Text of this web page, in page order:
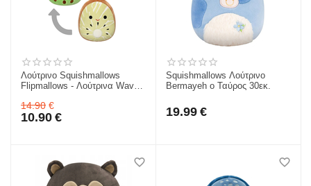
Λούτρινο Squishmallows
Flipmallows - Λούτρινα Wave
Green Boba
14.90 €
10.90 €
Squishmallows Λούτρινο
Bermayeh ο Ταύρος 30εκ.
19.99 €